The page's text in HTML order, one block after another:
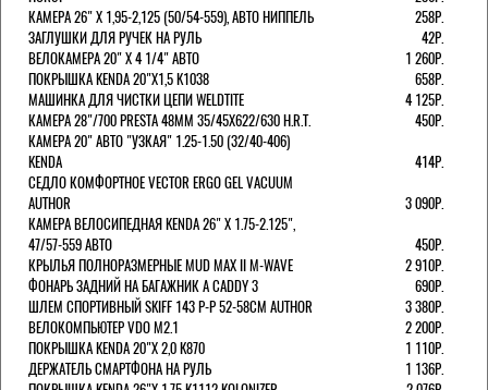
КАМЕРА 26" X 1,95-2,125 (50/54-559), АВТО НИППЕЛЬ
258Р.
ЗАГЛУШКИ ДЛЯ РУЧЕК НА РУЛЬ
42Р.
ВЕЛОКАМЕРА 20" Х 4 1/4" АВТО
1 260Р.
ПОКРЫШКА KENDA 20"Х1,5 K1038
658Р.
МАШИНКА ДЛЯ ЧИСТКИ ЦЕПИ WELDTITE
4 125Р.
КАМЕРА 28"/700 PRESTA 48ММ 35/45Х622/630 H.R.T.
450Р.
КАМЕРА 20" АВТО "УЗКАЯ" 1.25-1.50 (32/40-406)
KENDA
414Р.
СЕДЛО КОМФОРТНОЕ VECTOR ERGO GEL VACUUM
AUTHOR
3 090Р.
КАМЕРА ВЕЛОСИПЕДНАЯ KENDA 26" Х 1.75-2.125",
47/57-559 АВТО
450Р.
КРЫЛЬЯ ПОЛНОРАЗМЕРНЫЕ MUD MAX II M-WAVE
2 910Р.
ФОНАРЬ ЗАДНИЙ НА БАГАЖНИК A CADDY 3
690Р.
ШЛЕМ СПОРТИВНЫЙ SKIFF 143 Р-Р 52-58СМ AUTHOR
3 380Р.
ВЕЛОКОМПЬЮТЕР VDO M2.1
2 200Р.
ПОКРЫШКА KENDA 20"Х 2,0 K870
1 110Р.
ДЕРЖАТЕЛЬ СМАРТФОНА НА РУЛЬ
1 136Р.